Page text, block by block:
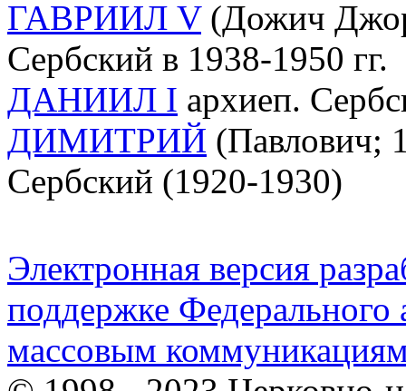
ГАВРИИЛ V(Дожич
Сербский в 1938-1950 гг.
ДАНИИЛ I архиеп.
ДИМИТРИЙ (Павлович;
Сербский (1920-1930)
Электронная версия
поддержке Федерального
массовым